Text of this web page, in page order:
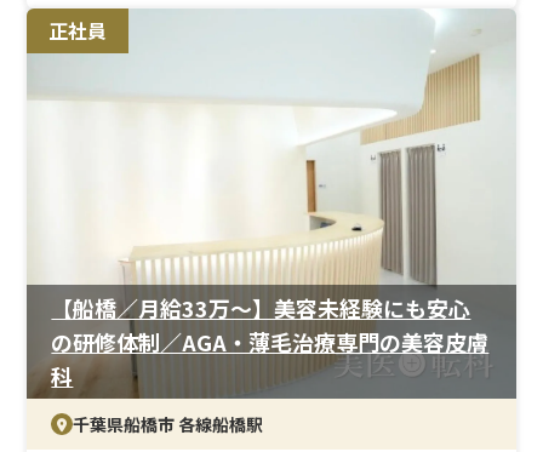
＜研修制度＞
美容医療が初めての方でも安心できるOJT体制を用意。
月給33万円以上、年間休日125日。結婚・出産祝金は第一
子30万円、第二子40万円を支給。育休取得率は女性
100％、男性33％と実績も十分です。
正社員
【船橋／月給33万〜】美容未経験にも安心
の研修体制／AGA・薄毛治療専門の美容皮膚
科
千葉県船橋市 各線船橋駅